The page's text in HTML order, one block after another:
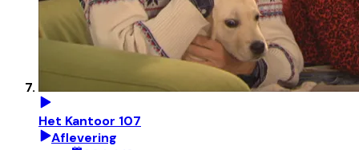
Het Kantoor 107
Aflevering